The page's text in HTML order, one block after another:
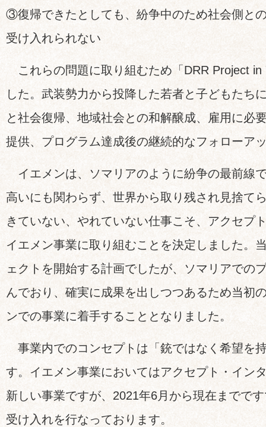
③復帰できたとしても、紛争中のため社会側と
受け入れられない
これらの問題に取り組むため「DRR Project in
した。武装勢力から投降した若者と子どもたち
と社会復帰、地域社会との和解醸成、雇用に必
提供、プログラム達成後の継続的なフォローア
イエメンは、ソマリアのように紛争の最前線
高いにも関わらず、世界から取り残され見捨て
きていない、やれていない仕事こそ、アクセプ
イエメン事業に取り組むことを決定しました。
ェクトを開始する計画でしたが、ソマリアでの
んでおり、確実に成果を出しつつあるため当初
ンでの事業に着手することとなりました。
事業内でのコンセプトは「銃ではなく希望を
す。イエメン事業においてはアクセプト・イン
新しい事業ですが、2021年6月から現在までで
受け入れを行なっております。